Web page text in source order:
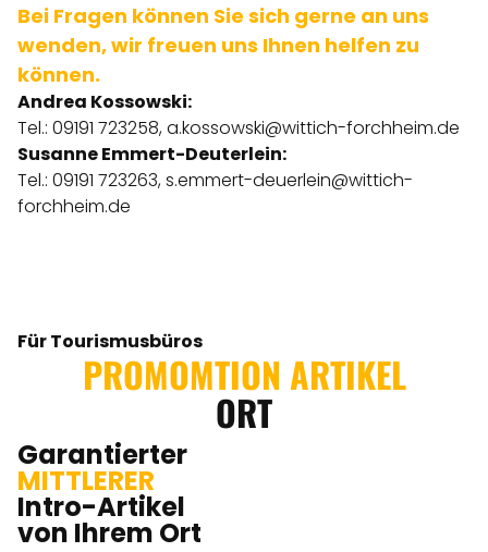
Bei Fragen können Sie sich gerne an uns
wenden, wir freuen uns Ihnen helfen zu
können.
Andrea Kossowski:
Tel.: 09191 723258,a.kossowski@wittich-forchheim.de
Susanne Emmert-Deuterlein:
Tel.: 09191 723263,s.emmert-deuerlein@wittich-
forchheim.de
Für Tourismusbüros
PROMOMTION ARTIKEL
ORT
Garantierter
MITTLERER
Intro-Artikel
von Ihrem Ort